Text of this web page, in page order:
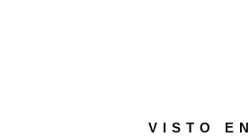
VISTO EN